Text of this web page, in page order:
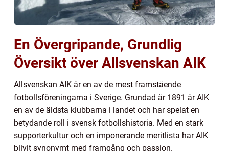
En Övergripande, Grundlig
Översikt över Allsvenskan AIK
Allsvenskan AIK är en av de mest framstående
fotbollsföreningarna i Sverige. Grundad år 1891 är AIK
en av de äldsta klubbarna i landet och har spelat en
betydande roll i svensk fotbollshistoria. Med en stark
supporterkultur och en imponerande meritlista har AIK
blivit synonymt med framgång och passion.